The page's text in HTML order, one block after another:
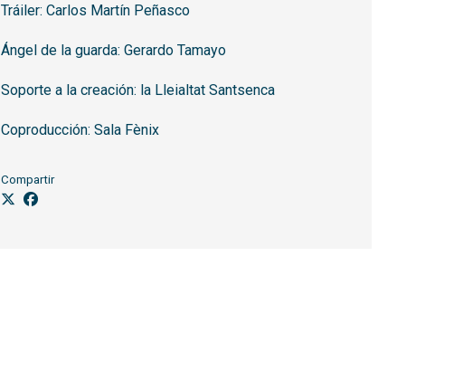
Tráiler: Carlos Martín Peñasco
Ángel de la guarda: Gerardo Tamayo
Soporte a la creación: la Lleialtat Santsenca
Coproducción: Sala Fènix
Compartir